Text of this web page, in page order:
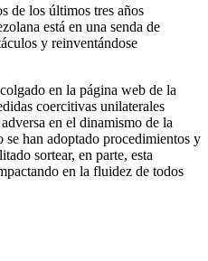
de los últimos tres años
está en una senda de
y reinventándose
en la página web de la
coercitivas unilaterales
en el dinamismo de la
han adoptado procedimientos y
sortear, en parte, esta
en la fluidez de todos